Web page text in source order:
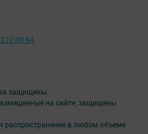
защищены.
на сайте, защищены
распространение в любом объеме
09 84